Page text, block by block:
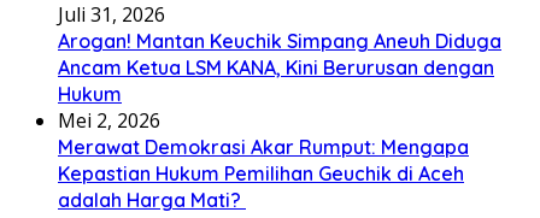
Juli 31, 2026
Arogan! Mantan Keuchik Simpang Aneuh Diduga
Ancam Ketua LSM KANA, Kini Berurusan dengan
Hukum
Mei 2, 2026
Merawat Demokrasi Akar Rumput: Mengapa
Kepastian Hukum Pemilihan Geuchik di Aceh
adalah Harga Mati? ‎